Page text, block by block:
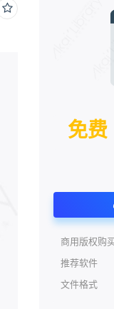
免费
商用版权购
推荐软件
文件格式